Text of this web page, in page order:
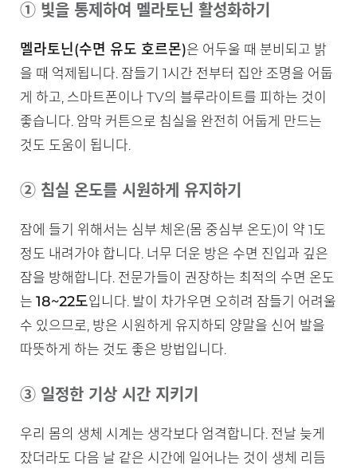
① 빛을 통제하여 멜라토닌 활성화하기
멜라토닌(수면 유도 호르몬)은 어두울 때 분비되고 밝
을 때 억제됩니다. 잠들기 1시간 전부터 집안 조명을 어둡
게 하고, 스마트폰이나 TV의 블루라이트를 피하는 것이
좋습니다. 암막 커튼으로 침실을 완전히 어둡게 만드는
것도 도움이 됩니다.
② 침실 온도를 시원하게 유지하기
잠에 들기 위해서는 심부 체온(몸 중심부 온도)이 약 1도
정도 내려가야 합니다. 너무 더운 방은 수면 진입과 깊은
잠을 방해합니다. 전문가들이 권장하는 최적의 수면 온도
는 18~22도입니다. 발이 차가우면 오히려 잠들기 어려울
수 있으므로, 방은 시원하게 유지하되 양말을 신어 발을
따뜻하게 하는 것도 좋은 방법입니다.
③ 일정한 기상 시간 지키기
우리 몸의 생체 시계는 생각보다 엄격합니다. 전날 늦게
잤더라도 다음 날 같은 시간에 일어나는 것이 생체 리듬